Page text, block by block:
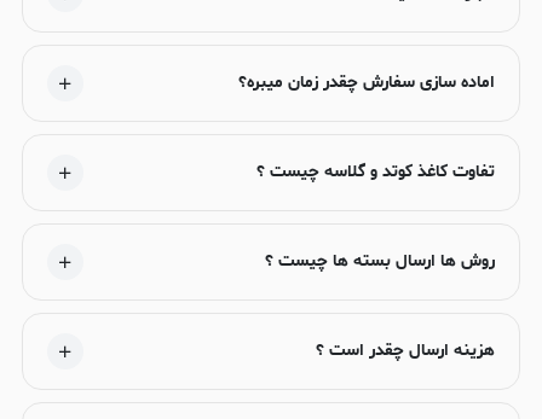
اماده سازی سفارش چقدر زمان میبره؟
تفاوت کاغذ کوتد و گلاسه چیست ؟
روش ها ارسال بسته ها چیست ؟
هزینه ارسال چقدر است ؟